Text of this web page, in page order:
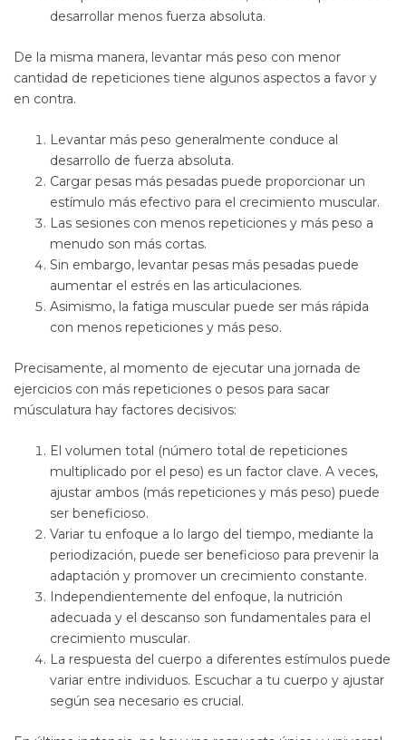
desarrollar menos fuerza absoluta.
De la misma manera, levantar más peso con menor
cantidad de repeticiones tiene algunos aspectos a favor y
en contra.
Levantar más peso generalmente conduce al
desarrollo de fuerza absoluta.
Cargar pesas más pesadas puede proporcionar un
estímulo más efectivo para el crecimiento muscular.
Las sesiones con menos repeticiones y más peso a
menudo son más cortas.
Sin embargo, levantar pesas más pesadas puede
aumentar el estrés en las articulaciones.
Asimismo, la fatiga muscular puede ser más rápida
con menos repeticiones y más peso.
Precisamente, al momento de ejecutar una jornada de
ejercicios con más repeticiones o pesos para sacar
músculatura hay factores decisivos:
El volumen total (número total de repeticiones
multiplicado por el peso) es un factor clave. A veces,
ajustar ambos (más repeticiones y más peso) puede
ser beneficioso.
Variar tu enfoque a lo largo del tiempo, mediante la
periodización, puede ser beneficioso para prevenir la
adaptación y promover un crecimiento constante.
Independientemente del enfoque, la nutrición
adecuada y el descanso son fundamentales para el
crecimiento muscular.
La respuesta del cuerpo a diferentes estímulos puede
variar entre individuos. Escuchar a tu cuerpo y ajustar
según sea necesario es crucial.